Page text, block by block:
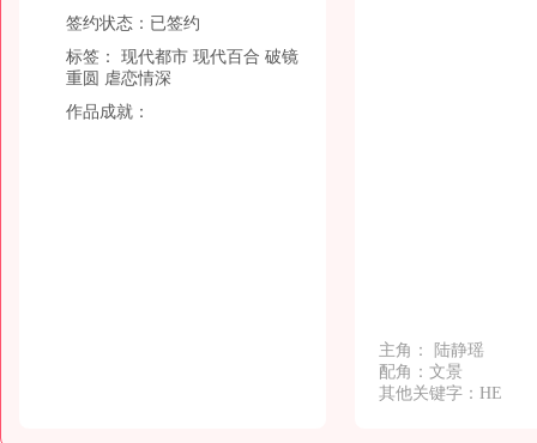
签约状态：已签约
标签： 现代都市 现代百合 破镜
重圆 虐恋情深
作品成就：
主角： 陆静瑶
配角：文景
其他关键字：HE